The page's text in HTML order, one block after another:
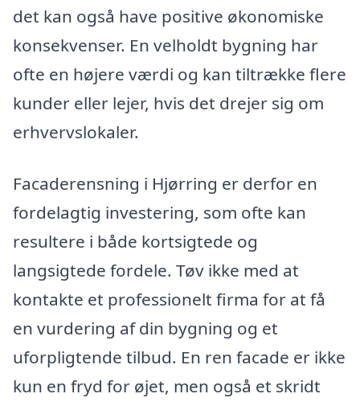
det kan også have positive økonomiske
konsekvenser. En velholdt bygning har
ofte en højere værdi og kan tiltrække flere
kunder eller lejer, hvis det drejer sig om
erhvervslokaler.
Facaderensning i Hjørring er derfor en
fordelagtig investering, som ofte kan
resultere i både kortsigtede og
langsigtede fordele. Tøv ikke med at
kontakte et professionelt firma for at få
en vurdering af din bygning og et
uforpligtende tilbud. En ren facade er ikke
kun en fryd for øjet, men også et skridt